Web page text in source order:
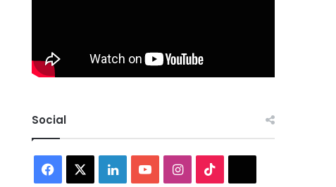
Social
Facebook LinkedInYouTubeInstagram